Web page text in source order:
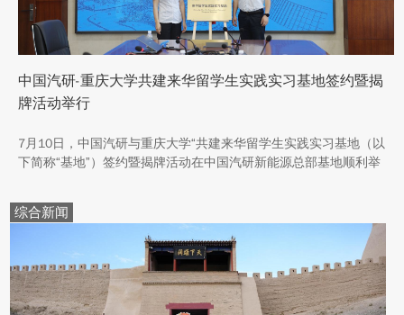
中国汽研-重庆大学共建来华留学生实践实习基地签约暨揭
牌活动举行
7月10日，中国汽研与重庆大学“共建来华留学生实践实习基地（以
下简称“基地”）签约暨揭牌活动在中国汽研新能源总部基地顺利举
与交流处处长兼留学生事务管理中心主任阳春出席活动，双方相关
职能负责人、教师代表及来华留学生代表共同参与。
综合新闻